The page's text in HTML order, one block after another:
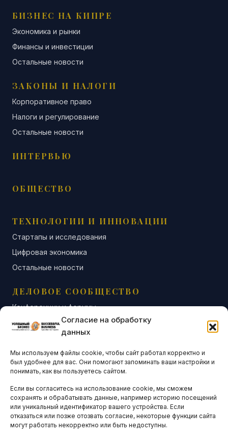
Согласие на обработку
данных
Мы используем файлы cookie, чтобы сайт работал корректно и
был удобнее для вас. Они помогают запоминать ваши настройки и
понимать, как вы пользуетесь сайтом.
Если вы согласитесь на использование cookie, мы сможем
сохранять и обрабатывать данные, например историю посещений
или уникальный идентификатор вашего устройства. Если
отказаться или позже отозвать согласие, некоторые функции сайта
могут работать некорректно или быть недоступны.
БИЗНЕС НА КИПРЕ
Экономика и рынки
Финансы и инвестиции
Остальные новости
ЗАКОНЫ И НАЛОГИ
Корпоративное право
Налоги и регулирование
Остальные новости
ИНТЕРВЬЮ
ОБЩЕСТВО
ТЕХНОЛОГИИ И ИННОВАЦИИ
Стартапы и исследования
Цифровая экономика
Остальные новости
ДЕЛОВОЕ СООБЩЕСТВО
Конференции и форумы
Бизнес-клубы и ассоциации
Остальные новости
АНАЛИТИКА И СТАТИСТИКА
ARTICLES IN ENGLISH
НАВИГАЦИЯ